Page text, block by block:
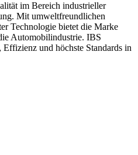
im Bereich industrieller
Mit umweltfreundlichen
Technologie bietet die Marke
Automobilindustrie. IBS
und höchste Standards in